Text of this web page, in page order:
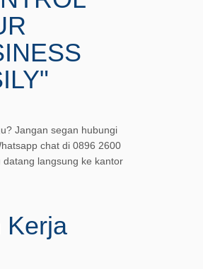
Jangan segan hubungi
chat di 0896 2600
datang langsung ke kantor
Kerja